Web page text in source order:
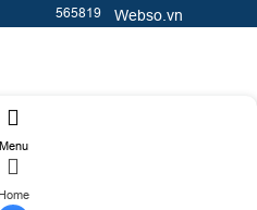
Menu
BÁO GIÁ